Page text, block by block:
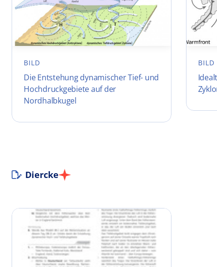
BILD
Die Entstehung dynamischer Tief- und
Hochdruckgebiete auf der
Nordhalbkugel
BILD
Diercke